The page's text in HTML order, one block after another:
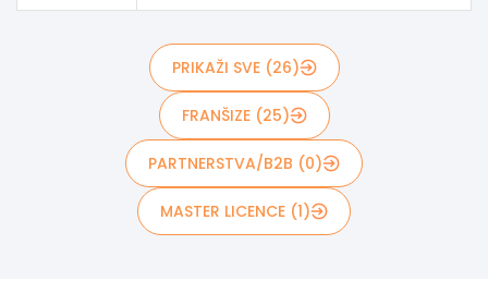
PRIKAŽI SVE (26)
FRANŠIZE (25)
PARTNERSTVA/B2B (0)
MASTER LICENCE (1)